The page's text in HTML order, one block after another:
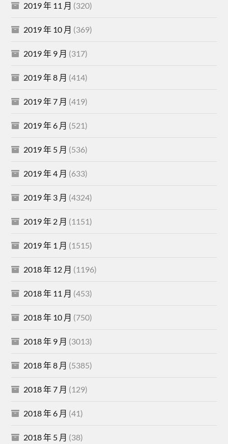
2019 年 11 月 (320)
2019 年 10 月 (369)
2019 年 9 月 (317)
2019 年 8 月 (414)
2019 年 7 月 (419)
2019 年 6 月 (521)
2019 年 5 月 (536)
2019 年 4 月 (633)
2019 年 3 月 (4324)
2019 年 2 月 (1151)
2019 年 1 月 (1515)
2018 年 12 月 (1196)
2018 年 11 月 (453)
2018 年 10 月 (750)
2018 年 9 月 (3013)
2018 年 8 月 (5385)
2018 年 7 月 (129)
2018 年 6 月 (41)
2018 年 5 月 (38)